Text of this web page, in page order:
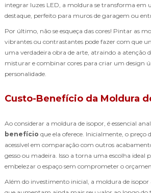
integrar luzes LED, a moldura se transforma em
destaque, perfeito para muros de garagem ou
Por último, não se esqueça das cores! Pintar as
vibrantes ou contrastantes pode fazer com que
uma verdadeira obra de arte, atraindo a atenção
misturar e combinar cores para criar um design
personalidade.
Custo-Benefício da Moldura
Ao considerar a moldura de isopor, é essencial
benefício que ela oferece. Inicialmente, o preço
acessível em comparação com outros
gesso ou madeira. Isso a torna uma escolha ideal
embelezar o espaço sem comprometer o
Além do investimento inicial, a moldura de isopor